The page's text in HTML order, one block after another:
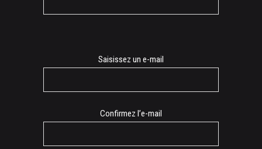
Saisissez un e-mail
Confirmez l’e-mail